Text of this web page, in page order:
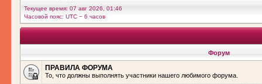
Текущее время: 07 авг 2026, 01:46
Часовой пояс: UTC − 6 часов
Форум
ПРАВИЛА ФОРУМА
То, что должны выполнять участники нашего любимого форума.